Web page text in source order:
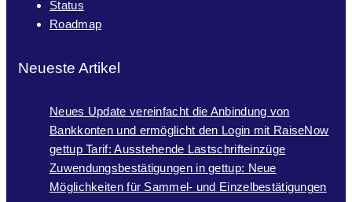
Status
Roadmap
Neueste Artikel
Neues Update vereinfacht die Anbindung von
Bankkonten und ermöglicht den Login mit RaiseNow
gettup Tarif: Ausstehende Lastschrifteinzüge
Zuwendungsbestätigungen in gettup: Neue
Möglichkeiten für Sammel- und Einzelbestätigungen